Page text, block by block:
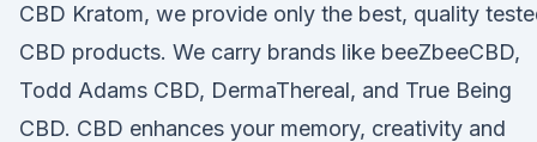
CBD Kratom, we provide only the best, quality
CBD products. We carry brands like beeZbeeCBD,
Todd Adams CBD, DermaThereal, and True Being
CBD. CBD enhances your memory, creativity and